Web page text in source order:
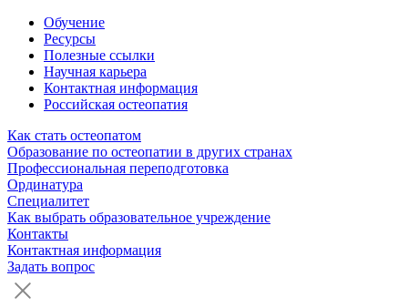
Обучение
Ресурсы
Полезные ссылки
Научная карьера
Контактная информация
Российская остеопатия
Как стать остеопатом
Образование по остеопатии в других странах
Профессиональная переподготовка
Ординатура
Специалитет
Как выбрать образовательное учреждение
Контакты
Контактная информация
Задать вопрос